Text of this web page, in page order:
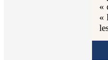
«
«